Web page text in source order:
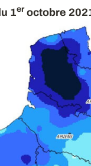
1eroctobre